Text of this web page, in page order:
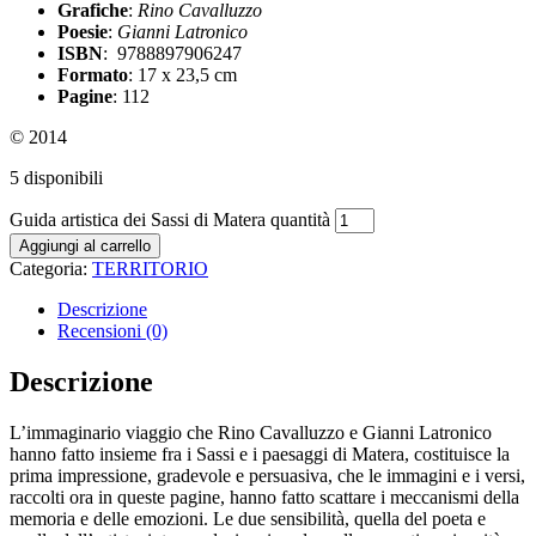
Grafiche: Rino Cavalluzzo
Poesie: Gianni Latronico
ISBN: 9788897906247
Formato: 17 x 23,5 cm
Pagine: 112
© 2014
5 disponibili
Guida artistica dei Sassi di Matera quantità
Aggiungi al carrello
Categoria: TERRITORIO
Descrizione
Recensioni (0)
Descrizione
L’immaginario viaggio che Rino Cavalluzzo e Gianni Latronico
hanno fatto insieme fra i Sassi e i paesaggi di Matera, costituisce la
prima impressione, gradevole e persuasiva, che le immagini e i versi,
raccolti ora in queste pagine, hanno fatto scattare i meccanismi della
memoria e delle emozioni. Le due sensibilità, quella del poeta e